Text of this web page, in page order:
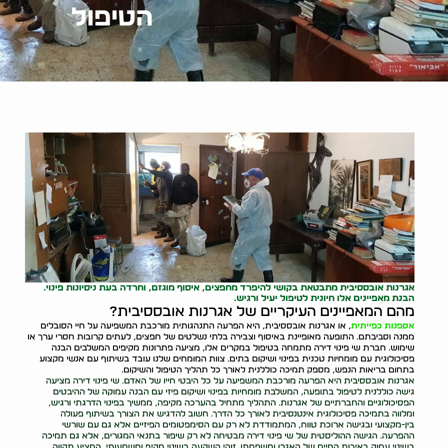
הטיפול
אגרנות אובססיבית מתבטאת בקושי להיפרד מחפצים, איסוף מוגזם, וחרדה בעת ניסיונות פינוי.
הבנת מאפיינים אלו חיונית לטיפול יעיל ורגיש.
מהם המאפיינים העיקריים של אגרנות אובססיבית?
אספנות כפייתית, או אגרנות אובססיבית, היא הפרעה התנהגותית מורכבת המשפיעה על חיי הסובלים
ממנה וסביבתם. התופעה מאופיינת באיסוף וצבירה בלתי נשלטים של חפצים, לעתים קרובות חסרי ערך או
שימוש. חברת שי פינוי דירה מתמחה בטיפול במקרים אלו, מציעה פתרונות מקיפים המשלבים הבנה
פסיכולוגית עם מומחיות טכנית בפינוי ושיקום בתים. צוות המומחים שלנו עובד בשיתוף עם אנשי מקצוע
בתחום בריאות הנפש, מספק תמיכה כוללנית לאורך כל תהליך הטיפול והשיקום.
אגרנות אובססיבית היא הפרעה מורכבת המשפיעה על כל היבטי חייו של האדם. שי פינוי דירה מציעה
גישה כוללנית לטיפול בתופעה, המשלבת מומחיות בפינוי ושיקום פיזי עם הבנה עמוקה של ההיבטים
הפסיכולוגיים והחברתיים של אגרנות. התהליך מתחיל בהערכה מקיפה, ממשיך בפינוי הדרגתי ורגיש,
ומלווה בתמיכה פסיכולוגית אינטנסיבית לאורך כל הדרך. חשוב להדגיש את הצורך בשיתוף פעולה
בין-מקצועי ובגישה ארוכת טווח, המתמודדת לא רק עם הסימפטומים הפיזיים אלא גם עם שורשי
ההפרעה. הגישה ההוליסטית של שי פינוי דירה מבטיחה לא רק שיפור בתנאי המגורים, אלא גם תמיכה